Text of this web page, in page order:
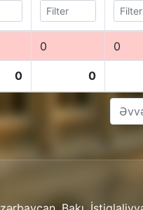
0 0
0 0